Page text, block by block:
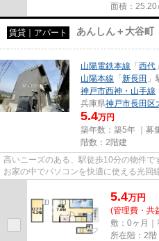
面積：25.20
賃貸｜アパート あんしん＋大谷町
山陽電鉄本線 「 西代
山陽本線 「 新長田
神戸市西神・山手線
兵庫県神戸市長田区
5.4万円
築年数：築5年 ｜募
階数：2階建
高いニーズのある、駅徒歩10分の物件で
お家の中でパソコンを快適に使える光回
5.4万円
(管理費・共
敷：0ヶ月｜
所在階：2階